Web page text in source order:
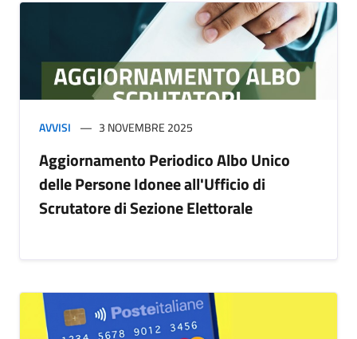
AVVISI 3 NOVEMBRE 2025
Aggiornamento Periodico Albo Unico
delle Persone Idonee all'Ufficio di
Scrutatore di Sezione Elettorale